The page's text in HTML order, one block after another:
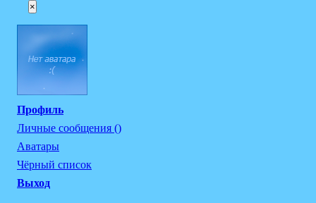
×
Профиль
Личные сообщения ()
Аватары
Чёрный список
Выход